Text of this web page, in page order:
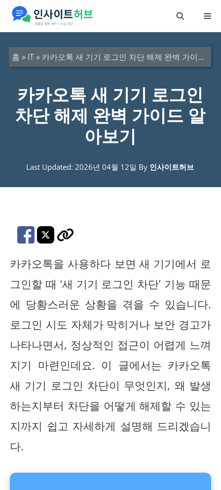
메
홈 » IT » 카카오톡 새 기기 로그인 차단 해제 완벽 가이드 알아보기
카카오톡 새 기기 로그인
차단 해제 완벽 가이드 알
아보기
Last Updated: 2026년 04월 12일 By 인사이트허브
카카오톡을 사용하다 보면 새 기기에서 로
그인할 때 ‘새 기기 로그인 차단’ 기능 때문
에 당황스러운 상황을 겪을 수 있습니다.
로그인 시도 자체가 막히거나 보안 경고가
나타나면서, 정상적인 접근이 어렵게 느껴
지기 마련인데요. 이 글에서는 카카오톡
새 기기 로그인 차단이 무엇인지, 왜 발생
하는지부터 차단을 어떻게 해제할 수 있는
지까지 쉽고 자세하게 설명해 드리겠습니
다.